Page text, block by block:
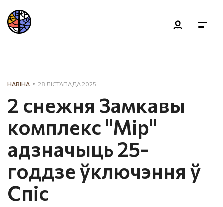
НАВІНА 28 ЛІСТАПАДА 2025
2 снежня Замкавы
комплекс "Мір"
адзначыць 25-
годдзе ўключэння ў
Спіс